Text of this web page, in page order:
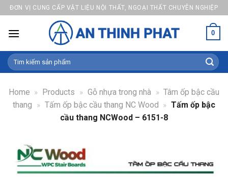
Skip
to
content
ĐƠN VỊ CUNG CẤP VẬT LIỆU NỘI THẤT, NGOẠI THẤT CHUYÊN NGHIỆP
0
Search
for:
Home » Products » Gỗ nhựa trong nhà » Tâm ốp bậc cầu
thang » Tấm ốp bậc cầu thang NC Wood » Tấm ốp bậc
cầu thang NCWood – 6151-8